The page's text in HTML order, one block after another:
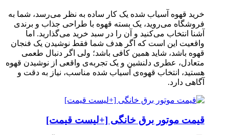
خرید قهوه آسیاب شده یک کار ساده به نظر می‌رسد، شما به
فروشگاه می‌روید، یک بسته قهوه با طراحی جذاب و برندی
آشنا انتخاب می‌کنید و آن را در سبد خرید می‌گذارید. اما
واقعیت این است که اگر هدف شما فقط نوشیدن یک فنجان
قهوه باشد، شاید همین کافی باشد؛ ولی اگر دنبال طعمی
متعادل، عطری دلنشین و یک تجربه‌ی واقعی از نوشیدن قهوه
هستید، انتخاب قهوه‌ی آسیاب شده مناسب، نیاز به دقت و
آگاهی دارد.
قیمت موتور برق خانگی [+لیست قیمت]